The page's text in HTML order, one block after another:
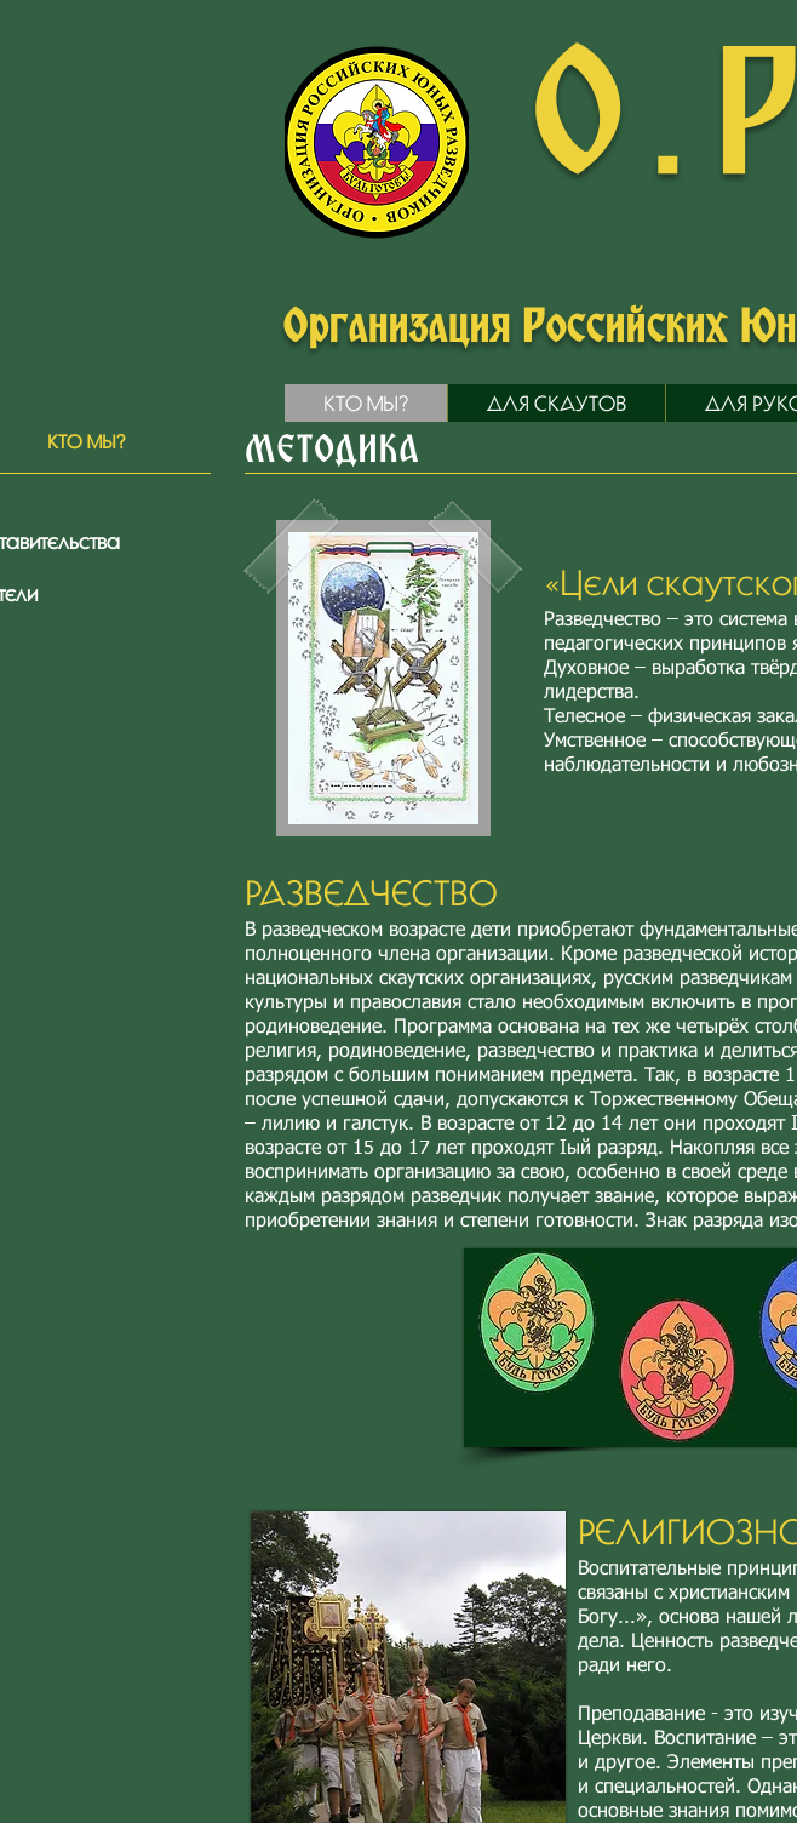
Организация Российских
КТО МЫ? ДЛЯ СКАУТОВ ДЛЯ
КТО МЫ? МЕТОДИКА
«Цели
Разведчество – это
педагогических принципов
Духовное – выработка
лидерства.
Телесное – физическая
Умственное –
наблюдательности и
РАЗВЕДЧЕСТВО
В разведческом возрасте дети приобретают
полноценного члена организации. Кроме разведческой
национальных скаутских организациях, русским
культуры и православия стало необходимым включить в
родиноведение. Программа основана на тех же четырёх
религия, родиноведение, разведчество и практика и
разрядом с большим пониманием предмета. Так, в возрасте
после успешной сдачи, допускаются к Торжественному
– лилию и галстук. В возрасте от 12 до 14 лет они
возрасте от 15 до 17 лет проходят Iый разряд. Накопляя
воспринимать организацию за свою, особенно в своей
каждым разрядом разведчик получает звание, которое
приобретении знания и степени готовности. Знак разряда
Воспитательные
связаны с
Богу...», основа нашей
дела. Ценность
ради него.
Преподавание - это
Церкви. Воспитание –
и другое. Элементы
и специальностей.
основные знания